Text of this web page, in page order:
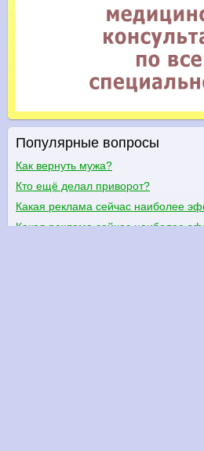
Популярные вопросы
Как вернуть мужа?
Кто ещё делал приворот?
Какая реклама сейчас наиболее
Какая реклама сейчас наиболее